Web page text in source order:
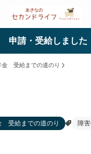
申請・受給しました
金 受給までの道のり
受給までの道のり 障